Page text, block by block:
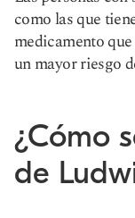
como las que
medicamento
un mayor riesgo
¿Cómo
de